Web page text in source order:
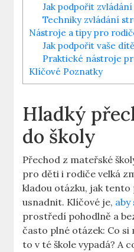
Jak podpořit
Techniky zvládání
Nástroje a tipy pro
Jak podpořit vaše dítě
Praktické nástroje
Klíčové Poznatky
Hladký
do školy
Přechod z mateřské
pro děti i rodiče velká
kladou otázku, jak
usnadnit. Klíčové je,
prostředí pohodlně a
často plné otázek: Co si
to v té škole vypadá? A